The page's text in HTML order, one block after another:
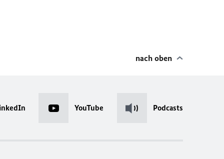
nach oben
YouTube Podcasts